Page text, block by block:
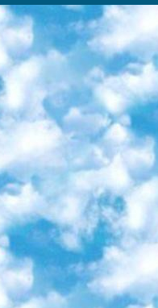
типа для больных детей исключены). 9. Он был слепым, слабовидящим и имел нарушения опорно-двигательного аппарата. экзамены в специализированных школах и интернатах для детей должны проводиться исходя из требований, предъявляемых к общеобразовательным учреждениям (физкультура кроме науки). 10. Специализированная школа для глухих и слабослышащих детей. и экзамены в интернатах и быть реализован в виде письменного теста по математике. 11. Специальность для умственно отсталых детей. Для 9 класса Родной язык и литературное письмо Государственный язык (язык обучения – узбекский). для неклассов) написано Математическое письмо Письменная/устная история Узбекистана Физическое воспитание практично Итоговый контроль Для 11 класса Написание родного языка и литературы (эссе) Математическое письмо Узбекский язык (обучение на узбекском языке) не посещающее общее среднее образование для учреждений)/Образовательное учреждение выбор письменный и устный Иностранный язык письменный/устный Письменная/устная история Узбекистана *По выбору студента:  Химия  Физика  Основы государственного права  География 10 бесплатных образовательных ресурсов - Мы составили подборку онлайн-проектов с интерактивными упражнениями, видеолекциями и статьями. Они помогут вам обрести новые и освежить старые знания бесплатно. 1. «ИНТУИТ» Старейшая образовательная площадка Рунета. Здесь вы найдёте сотни текстовых и видеокурсов на десятки различных тем — от программирования до психологии. Многие курсы подготовлены российскими университетами и крупными международными компаниями вроде Intel и Microsoft. Самостоятельное обучение бесплатное, но желающие могут оплатить услуги персональных наставников. 2. «Смартия» знакомит с актуальными профессиями и подсказывает, как им обучаться. Выбрав заинтересовавшую вас специальность — SMM-